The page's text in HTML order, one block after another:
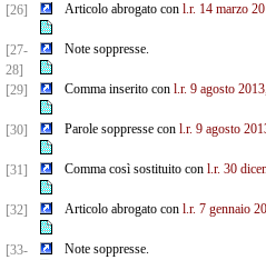
[26] Articolo abrogato con l.r. 14 marzo
[27-
28]
Note soppresse.
[29] Comma inserito con l.r. 9 agosto
[30] Parole soppresse con l.r. 9 agosto
[31] Comma così sostituito con l.r. 30
[32] Articolo abrogato con l.r. 7 gennaio
[33-
Note soppresse.